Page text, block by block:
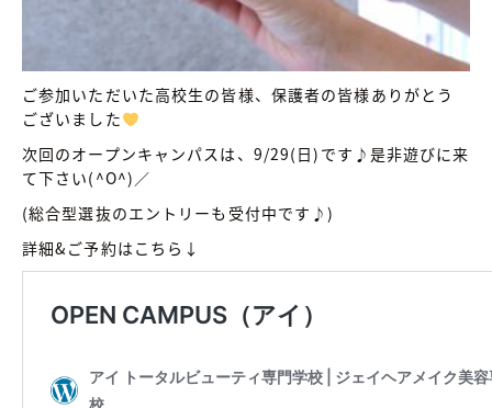
ご参加いただいた高校生の皆様、保護者の皆様ありがとう
ございました
次回のオープンキャンパスは、9/29(日)です♪是非遊びに来
て下さい(^O^)／
(総合型選抜のエントリーも受付中です♪)
詳細&ご予約はこちら↓